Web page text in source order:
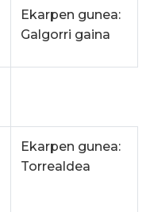
Ekarpen gunea:
Galgorri gaina
Ekarpen gunea:
Torrealdea